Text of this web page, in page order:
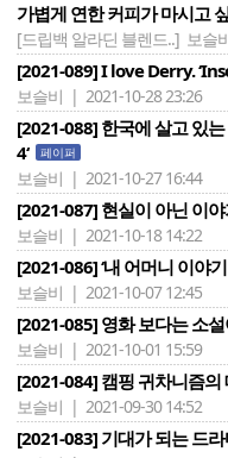
가볍게 연한 커피가 마시고
[드립백 알라딘 블렌드..] 보슬
[2021-089] I love Derry.
보슬비 | 2021-10-28 23:26
[2021-088] 한국에 살고 있
4‘
페이퍼
보슬비 | 2021-10-27 16:44
[2021-087] 현실이 아닌 이야
보슬비 | 2021-10-18 14:22
[2021-086] ‘내 어머니 이야기
보슬비 | 2021-10-07 12:45
[2021-085] 영화 보다는 소
보슬비 | 2021-10-01 15:59
[2021-084] 캠핑 귀차니즘의
보슬비 | 2021-09-30 14:52
[2021-083] 기대가 되는 드라